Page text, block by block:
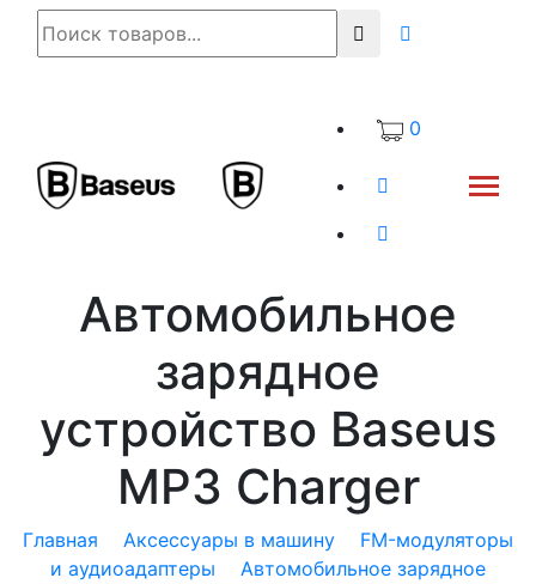
0
Автомобильное
зарядное
устройство Baseus
MP3 Charger
Главная Аксессуары в машину
FM-модуляторы
и аудиоадаптеры
Автомобильное зарядное